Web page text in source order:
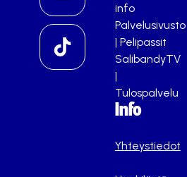
info
Palvelusivusto
| Pelipassit
SalibandyTV
|
Tulospalvelu
Info
Yhteystiedot